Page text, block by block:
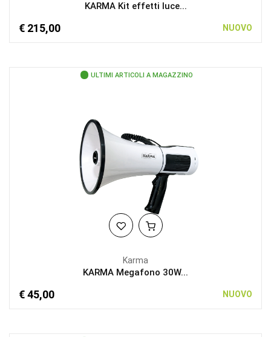
KARMA Kit effetti luce...
€ 215,00 NUOVO
ULTIMI ARTICOLI A MAGAZZINO
Karma
KARMA Megafono 30W...
€ 45,00 NUOVO